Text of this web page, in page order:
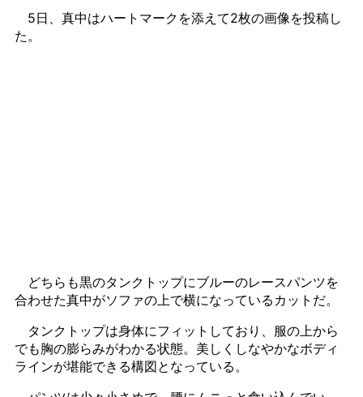
5日、真中はハートマークを添えて2枚の画像を投稿し
た。
どちらも黒のタンクトップにブルーのレースパンツを
合わせた真中がソファの上で横になっているカットだ。
タンクトップは身体にフィットしており、服の上から
でも胸の膨らみがわかる状態。美しくしなやかなボディ
ラインが堪能できる構図となっている。